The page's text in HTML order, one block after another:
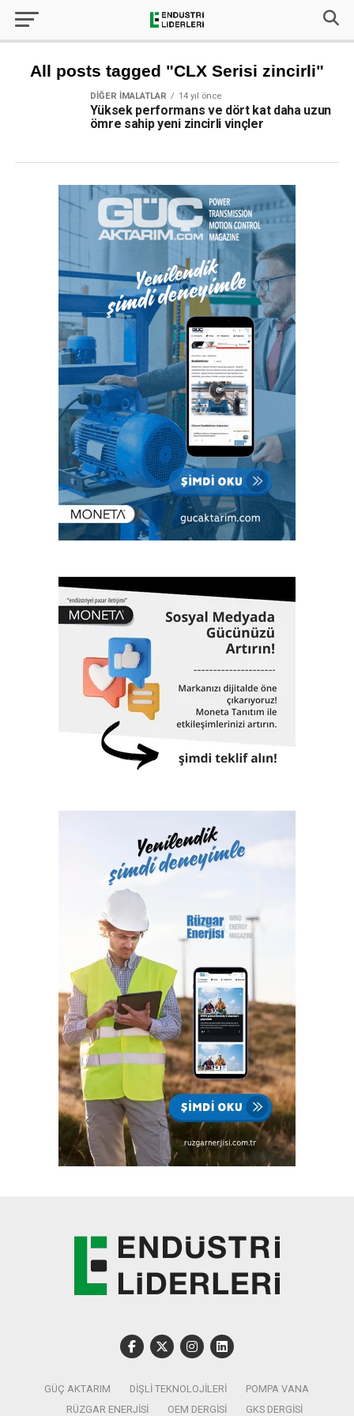
All posts tagged "CLX Serisi zincirli"
DIĞER İMALATLAR 14 yıl önce
Yüksek performans ve dört kat daha uzun
ömre sahip yeni zincirli vinçler
GÜÇ AKTARIM DIŞLI TEKNOLOJILERI
POMPA VANA
RÜZGAR ENERJISI
OEM DERGISI GKS DERGISI